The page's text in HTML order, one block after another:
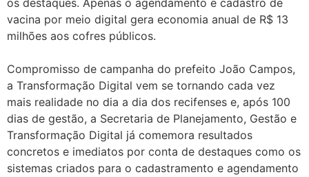
os destaques. Apenas o agendamento e cadastro de
vacina por meio digital gera economia anual de R$ 13
milhões aos cofres públicos.
Compromisso de campanha do prefeito João Campos,
a Transformação Digital vem se tornando cada vez
mais realidade no dia a dia dos recifenses e, após 100
dias de gestão, a Secretaria de Planejamento, Gestão e
Transformação Digital já comemora resultados
concretos e imediatos por conta de destaques como os
sistemas criados para o cadastramento e agendamento